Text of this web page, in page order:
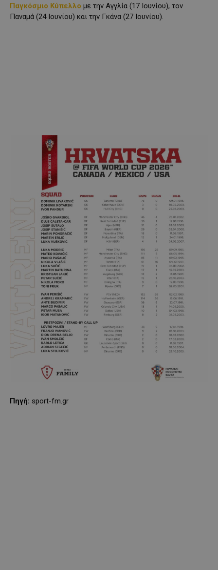
Παγκόσμιο Κύπελλο με την Αγγλία (17 Ιουνίου), τον
Παναμά (24 Ιουνίου) και την Γκάνα (27 Ιουνίου).
Πηγή: sport-fm.gr